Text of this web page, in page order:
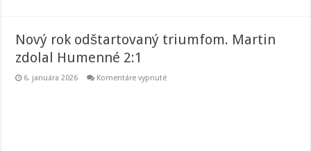
Nový rok odštartovaný triumfom. Martin
zdolal Humenné 2:1
6. januára 2026 Komentáre vypnuténa